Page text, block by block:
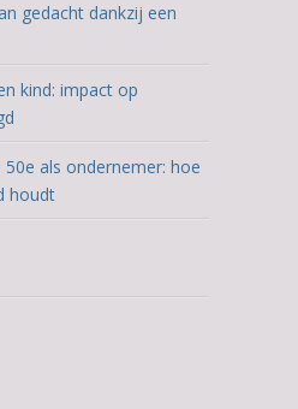
gedacht dankzij een
kind: impact op
50e als ondernemer: hoe
houdt